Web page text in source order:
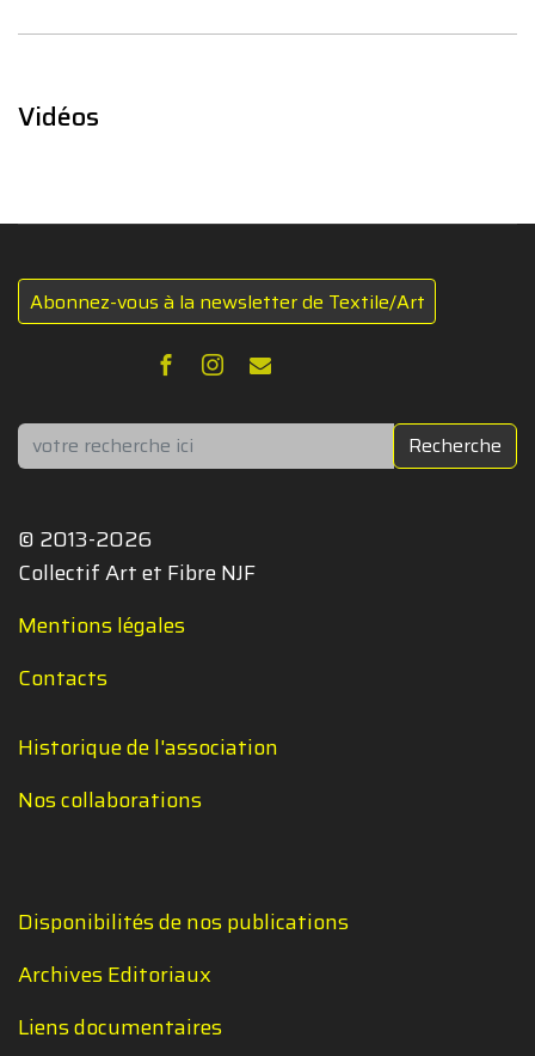
Vidéos
Abonnez-vous à la newsletter de Textile/Art
Rechercher Recherche
© 2013-2026
Collectif Art et Fibre NJF
Mentions légales
Contacts
Historique de l'association
Nos collaborations
Disponibilités de nos publications
Archives Editoriaux
Liens documentaires